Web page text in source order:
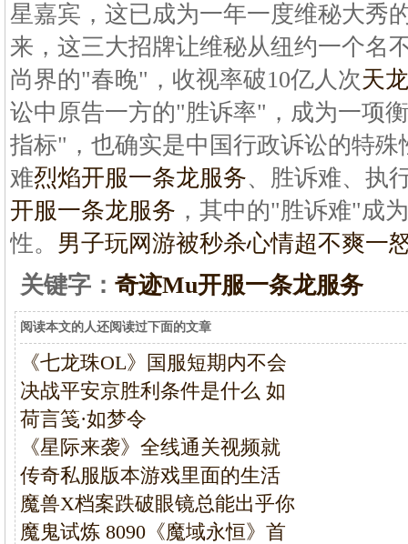
星嘉宾，这已成为一年一度维秘大秀
来，这三大招牌让维秘从纽约一个名
尚界的"春晚"，收视率破10亿人次天
讼中原告一方的"胜诉率"，成为一项
指标"，也确实是中国行政诉讼的特
难烈焰开服一条龙服务、胜诉难、执
开服一条龙服务 ，其中的"胜诉难"成
性。 男子玩网游被秒杀心情超不爽一
关键字： 奇迹Mu开服一条龙服务
阅读本文的人还阅读过下面的文章
《七龙珠OL》国服短期内不会
决战平安京胜利条件是什么 如
荷言笺·如梦令
《星际来袭》全线通关视频就
传奇私服版本游戏里面的生活
魔兽X档案跌破眼镜总能出乎你
魔鬼试炼 8090《魔域永恒》首